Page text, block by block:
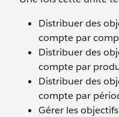
Distribuer des
compte par
Distribuer des
compte par
Distribuer des
compte par
Gérer les